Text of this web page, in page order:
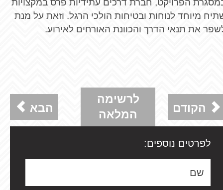
מיוחד לנוחות ובטיחות הולכי הרגל. וזאת על מנת
את תנאי הדרך והכוונת האורחים לאירוע.
הקודם
לרשימה
המלאה
הבא
לפרטים נוספים: